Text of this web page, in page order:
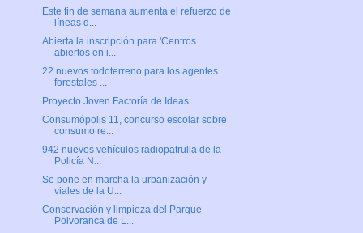
Este fin de semana aumenta el refuerzo de
líneas d...
Abierta la inscripción para 'Centros
abiertos en i...
22 nuevos todoterreno para los agentes
forestales ...
Proyecto Joven Factoría de Ideas
Consumópolis 11, concurso escolar sobre
consumo re...
942 nuevos vehículos radiopatrulla de la
Policía N...
Se pone en marcha la urbanización y
viales de la U...
Conservación y limpieza del Parque
Polvoranca de L...